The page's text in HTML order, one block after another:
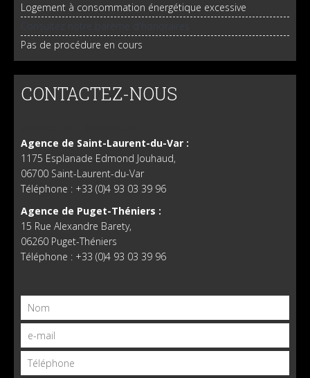
Logement à consommation énergétique excessive
Consultez notre barème d'honoraires
Pas de procédure en cours
CONTACTEZ-NOUS
Agence de Saint-Laurent-du-Var :
1175 Esplanade Edmond Jouhaud,
06700 Saint-Laurent-du-Var
Téléphone : +33 (0)4 93 03 39 96
Agence de Puget-Théniers :
15 Rue Alexandre Barety,
06260 Puget-Théniers
Téléphone : +33 (0)4 93 03 39 96